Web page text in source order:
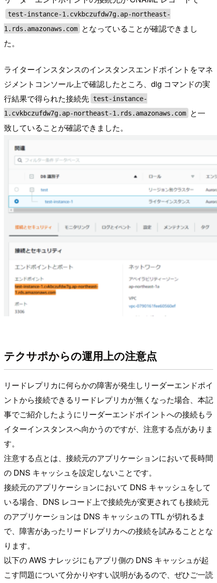
test-instance-1.cvkbczufdw7g.ap-northeast-
1.rds.amazonaws.com
となっていることが確認できまし
た。
ライターインスタンスのインスタンスエンドポイントをマネ
ジメントコンソール上で確認したところ、dig コマンドの実
行結果で得られた接続先 test-instance-
1.cvkbczufdw7g.ap-northeast-1.rds.amazonaws.com
と一
致していることが確認できました。
テクサポからの運用上の注意点
リードレプリカに何らかの障害が発生しリーダーエンドポイ
ントから接続できるリードレプリカが無くなった場合、本記
事でご紹介したようにリーダーエンドポイントへの接続もラ
イターインスタンスへ向かうのですが、注意する点がありま
す。
注意する点とは、接続元のアプリケーションにおいて長時間
の DNS キャッシュを設定しないことです。
接続元のアプリケーションにおいて DNS キャッシュをして
いる場合、DNS レコード上で接続先が変更されても接続元
のアプリケーションは DNS キャッシュの TTL が切れるま
で、障害があったリードレプリカへの接続を試みることとな
ります。
以下の AWS ナレッジにもアプリ側の DNS キャッシュが起
こす問題について分かりやすい説明があるので、ぜひご一読